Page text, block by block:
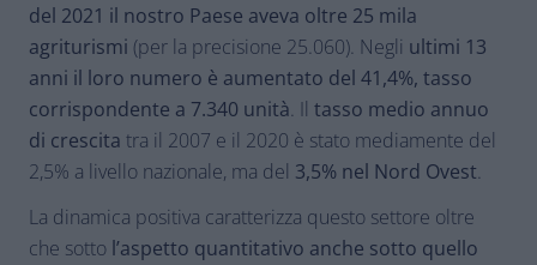
del 2021 il nostro Paese aveva oltre 25 mila
agriturismi (per la precisione 25.060). Negli ultimi 13
anni il loro numero è aumentato del 41,4%, tasso
corrispondente a 7.340 unità. Il tasso medio annuo
di crescita tra il 2007 e il 2020 è stato mediamente del
2,5% a livello nazionale, ma del 3,5% nel Nord Ovest.
La dinamica positiva caratterizza questo settore oltre
che sotto l’aspetto quantitativo anche sotto quello